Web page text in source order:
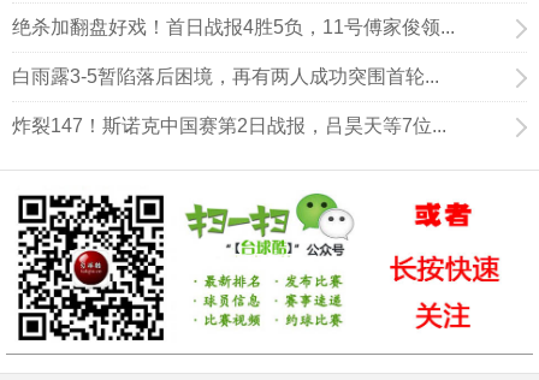
绝杀加翻盘好戏！首日战报4胜5负，11号傅家俊领...
白雨露3-5暂陷落后困境，再有两人成功突围首轮...
炸裂147！斯诺克中国赛第2日战报，吕昊天等7位...